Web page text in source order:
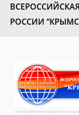
РОССИИ